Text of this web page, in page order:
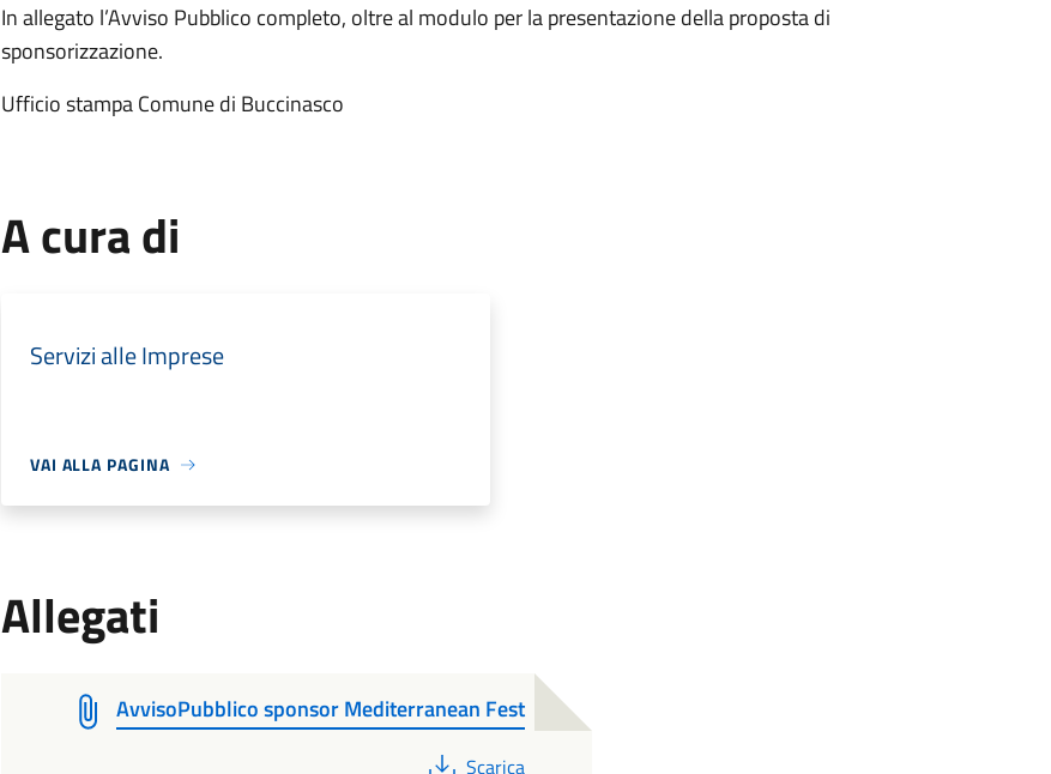
In allegato l’Avviso Pubblico completo, oltre al modulo per la presentazione della proposta di
sponsorizzazione.
Ufficio stampa Comune di Buccinasco
A cura di
Servizi alle Imprese
VAI ALLA PAGINA
Allegati
AvvisoPubblico sponsor Mediterranean Fest
PDF
Scarica